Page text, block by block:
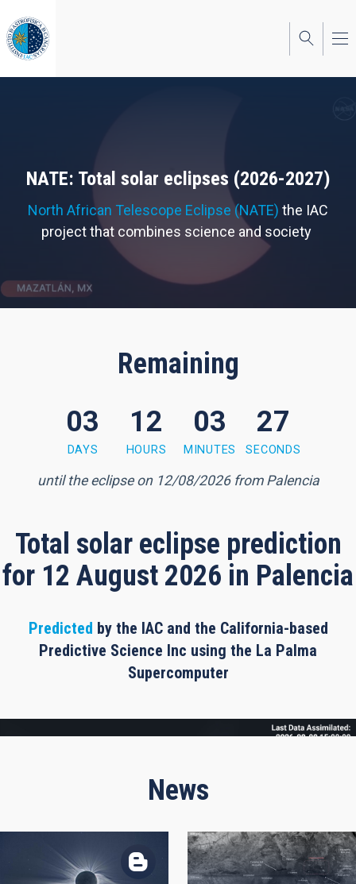
to
main
content
NATE: Total solar eclipses (2026-2027)
North African Telescope Eclipse (NATE) the IAC
project that combines science and society
Remaining
27 seconds
03
DAYS
12
HOURS
03
MINUTES
27
SECONDS
until the eclipse on 12/08/2026 from Palencia
Total solar eclipse prediction
for 12 August 2026 in Palencia
Predicted by the IAC and the California-based
Predictive Science Inc using the La Palma
Supercomputer
News